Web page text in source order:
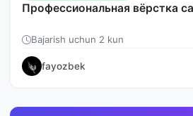
Профессиональная вёрстка
Bajarish uchun 2 kun
fayozbek